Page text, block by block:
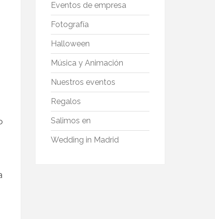
Eventos de empresa
Fotografía
Halloween
Música y Animación
Nuestros eventos
Regalos
Salimos en
Wedding in Madrid